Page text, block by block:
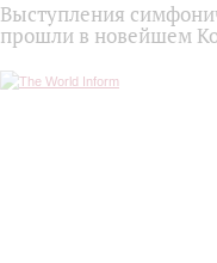
Выступления
прошли в новейшем